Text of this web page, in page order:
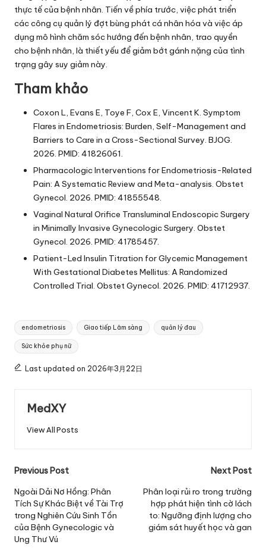
thực tế của bệnh nhân. Tiến về phía trước, việc phát triển
các công cụ quản lý đợt bùng phát cá nhân hóa và việc áp
dụng mô hình chăm sóc hướng đến bệnh nhân, trao quyền
cho bệnh nhân, là thiết yếu để giảm bớt gánh nặng của tình
trạng gây suy giảm này.
Tham khảo
Coxon L, Evans E, Toye F, Cox E, Vincent K. Symptom
Flares in Endometriosis: Burden, Self-Management and
Barriers to Care in a Cross-Sectional Survey. BJOG.
2026. PMID: 41826061.
Pharmacologic Interventions for Endometriosis-Related
Pain: A Systematic Review and Meta-analysis. Obstet
Gynecol. 2026. PMID: 41855548.
Vaginal Natural Orifice Transluminal Endoscopic Surgery
in Minimally Invasive Gynecologic Surgery. Obstet
Gynecol. 2026. PMID: 41785457.
Patient-Led Insulin Titration for Glycemic Management
With Gestational Diabetes Mellitus: A Randomized
Controlled Trial. Obstet Gynecol. 2026. PMID: 41712937.
Tags:
endometriosis Giao tiếp Lâm sàng quản lý đau
Sức khỏe phụ nữ
Last updated on 2026年3月22日
MedXY
View All Posts
Post
navigation
Previous Post
Ngoài Dải Nơ Hồng: Phân
Tích Sự Khác Biệt về Tài Trợ
trong Nghiên Cứu Sinh Tồn
của Bệnh Gynecologic và
Ung Thư Vú
Next Post
Phân loại rủi ro trong trường
hợp phát hiện tình cờ lách
to: Ngưỡng định lượng cho
giám sát huyết học và gan